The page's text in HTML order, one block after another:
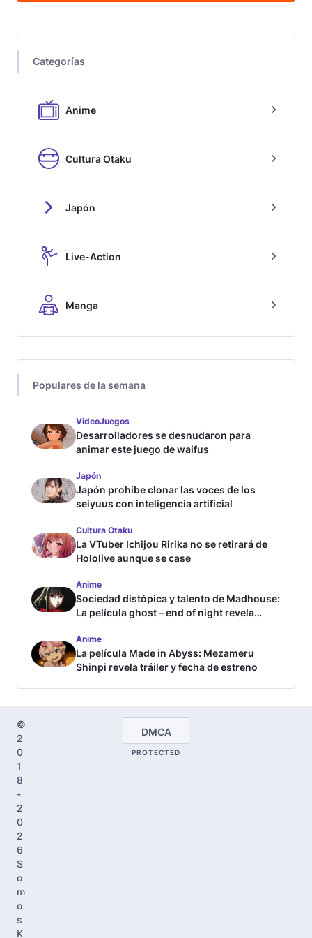
Categorías
Anime
Cultura Otaku
Japón
Live-Action
Manga
Populares de la semana
VideoJuegos
Desarrolladores se desnudaron para
animar este juego de waifus
Japón
Japón prohíbe clonar las voces de los
seiyuus con inteligencia artificial
Cultura Otaku
La VTuber Ichijou Ririka no se retirará de
Hololive aunque se case
Anime
Sociedad distópica y talento de Madhouse:
La película ghost – end of night revela
Anime
La película Made in Abyss: Mezameru
Shinpi revela tráiler y fecha de estreno
©
2
0
1
8
-
2
0
2
6
S
o
m
o
s
K
DMCA
PROTECTED